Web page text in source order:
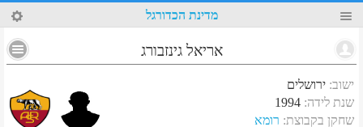
75 מדינת הכדורגל
אריאל גינזבורג
ישוב: ירושלים
שנת לידה:
1994
שחקן בקבוצת: רומא